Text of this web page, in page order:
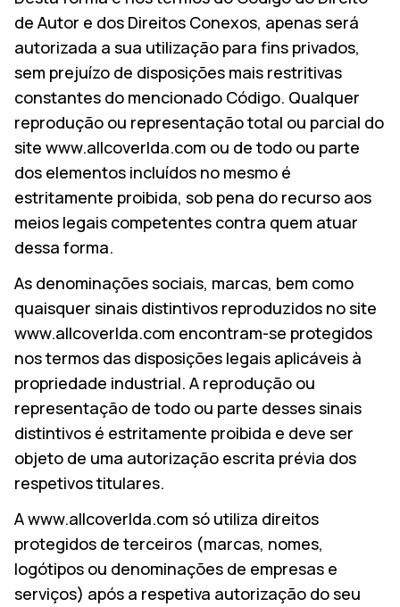
EMPRESA
COLEÇÕES
CONTATOS
PT
EN
de Autor e dos Direitos Conexos, apenas será
autorizada a sua utilização para fins privados,
sem prejuízo de disposições mais restritivas
constantes do mencionado Código. Qualquer
reprodução ou representação total ou parcial do
site www.allcoverlda.com ou de todo ou parte
dos elementos incluídos no mesmo é
estritamente proibida, sob pena do recurso aos
meios legais competentes contra quem atuar
dessa forma.
As denominações sociais, marcas, bem como
quaisquer sinais distintivos reproduzidos no site
www.allcoverlda.com encontram-se protegidos
nos termos das disposições legais aplicáveis à
propriedade industrial. A reprodução ou
representação de todo ou parte desses sinais
distintivos é estritamente proibida e deve ser
objeto de uma autorização escrita prévia dos
respetivos titulares.
A www.allcoverlda.com só utiliza direitos
protegidos de terceiros (marcas, nomes,
logótipos ou denominações de empresas e
serviços) após a respetiva autorização do seu